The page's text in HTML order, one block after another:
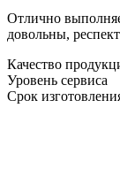
Отлично
довольны,
Качество
Уровень сервиса
Срок